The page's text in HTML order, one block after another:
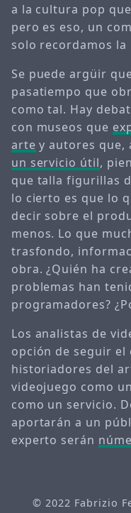
a la cultura pop
pero es eso, un
solo recordamos la
Se puede argüir
pasatiempo que
como tal. Hay
con museos que
arte y autores que,
un servicio útil,
que talla figurillas
lo cierto es que lo
decir sobre el
menos. Lo que
trasfondo,
obra. ¿Quién ha
problemas han
programadores?
Los analistas de
opción de seguir
historiadores del
videojuego como
como un servicio.
aportarán a un
experto serán
© 2022 Fabrizio